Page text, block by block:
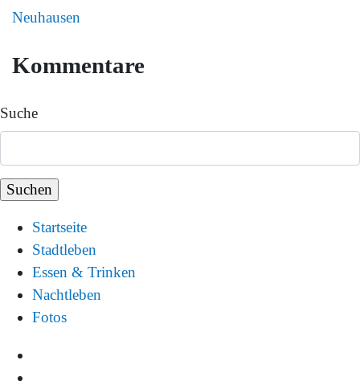
Neuhausen
Kommentare
Suche
Startseite
Stadtleben
Essen & Trinken
Nachtleben
Fotos